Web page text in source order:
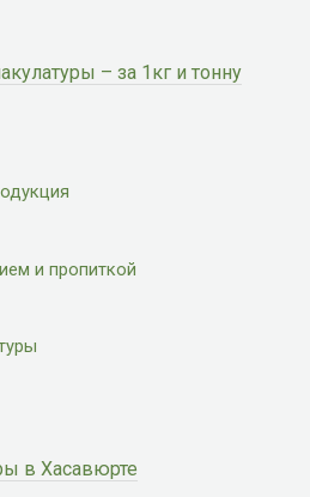
– за 1кг и тонну
и пропиткой
в Хасавюрте